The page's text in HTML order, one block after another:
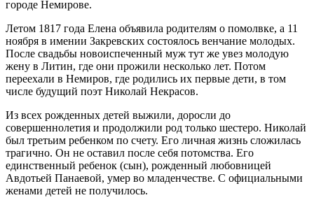
городе Немирове.
Летом 1817 года Елена объявила родителям о помолвке, а 11
ноября в имении Закревских состоялось венчание молодых.
После свадьбы новоиспеченный муж тут же увез молодую
жену в Литин, где они прожили несколько лет. Потом
переехали в Немиров, где родились их первые дети, в том
числе будущий поэт Николай Некрасов.
Из всех рожденных детей выжили, доросли до
совершеннолетия и продолжили род только шестеро. Николай
был третьим ребенком по счету. Его личная жизнь сложилась
трагично. Он не оставил после себя потомства. Его
единственный ребенок (сын), рожденный любовницей
Авдотьей Панаевой, умер во младенчестве. С официальными
женами детей не получилось.